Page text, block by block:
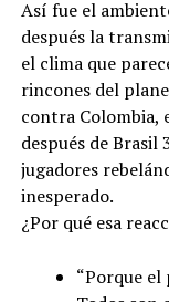
Así fue el
después la
el clima que
rincones del
contra Colombia,
después de Brasil
jugadores
inesperado.
¿Por qué esa
“Porque el